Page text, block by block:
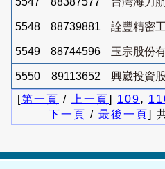
5548 88739881 詮豐精密
5549 88744596 玉宗股份
5550 89113652
興崴投資
[第一頁 / 上一頁] 109,
下一頁 / 最後一頁]